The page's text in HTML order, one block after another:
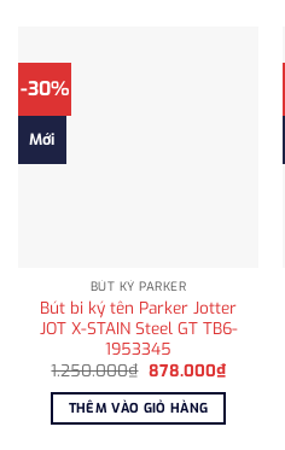
-30%
Mới
BÚT KÝ PARKER
Bút bi ký tên Parker Jotter
JOT X-STAIN Steel GT TB6-
1953345
1.250.000₫ Giá
là:
1.250.000₫.
878.000₫Giá
THÊM VÀO GIỎ HÀNG